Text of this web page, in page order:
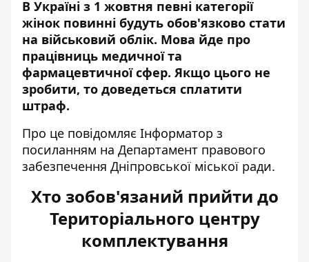
В Україні з 1 жовтня певні категорії
жінок повинні будуть обов'язково стати
на військовий облік. Мова йде про
працівниць медичної та
фармацевтичної сфер. Якщо цього не
зробити, то доведеться сплатити
штраф.
Про це повідомляє Інформатор з
посиланням на Департамент правового
забезпечення Дніпровської міської ради.
Хто зобов'язаний прийти до
Територіального центру
комплектування